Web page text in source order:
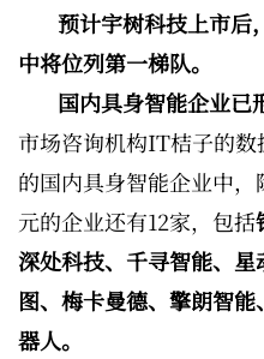
预计宇树科技上市后
中将位列第一梯队。
国内具身智能企业
市场咨询机构IT桔子的
的国内具身智能企业中
元的企业还有12家，包括
深处科技、千寻智能、
图、梅卡曼德、擎朗智
器人。